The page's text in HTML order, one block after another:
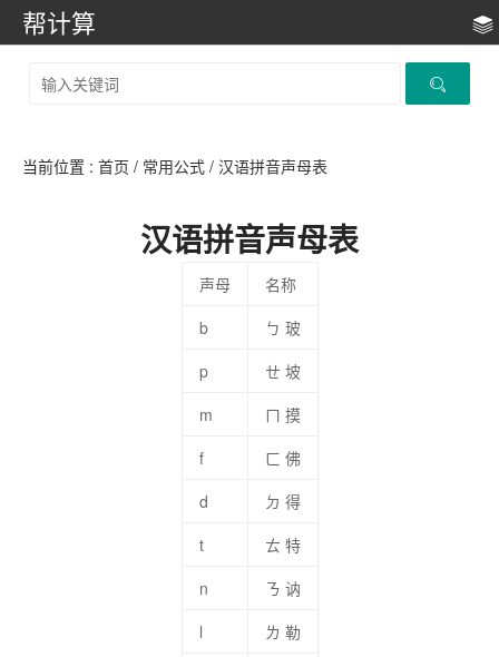
帮计算
当前位置 : 首页 / 常用公式 / 汉语拼音声母表
汉语拼音声母表
声母
名称
b
ㄅ 玻
p
ㄝ 坡
m
ㄇ 摸
f
ㄈ 佛
d
ㄉ 得
t
ㄊ 特
n
ㄋ 讷
l
ㄌ 勒